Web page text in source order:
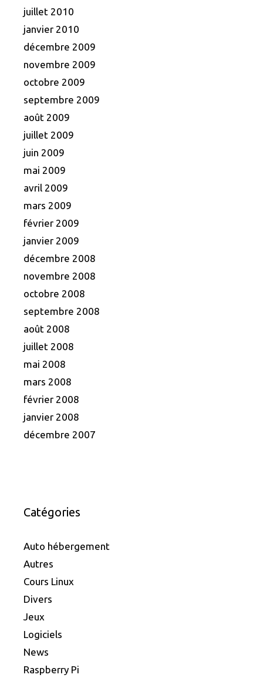
juillet 2010
janvier 2010
décembre 2009
novembre 2009
octobre 2009
septembre 2009
août 2009
juillet 2009
juin 2009
mai 2009
avril 2009
mars 2009
février 2009
janvier 2009
décembre 2008
novembre 2008
octobre 2008
septembre 2008
août 2008
juillet 2008
mai 2008
mars 2008
février 2008
janvier 2008
décembre 2007
Catégories
Auto hébergement
Autres
Cours Linux
Divers
Jeux
Logiciels
News
Raspberry Pi